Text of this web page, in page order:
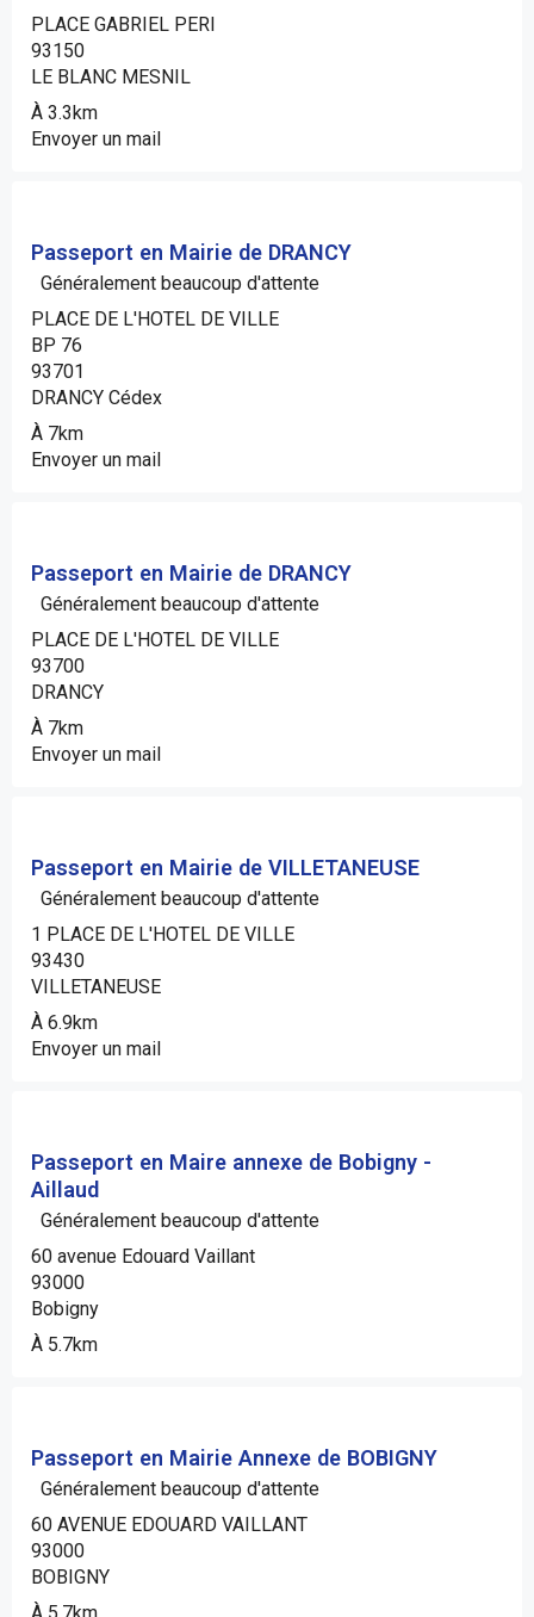
PLACE GABRIEL PERI
93150
LE BLANC MESNIL
À 3.3km
Envoyer un mail
Passeport en Mairie de DRANCY
Généralement beaucoup d'attente
PLACE DE L'HOTEL DE VILLE
BP 76
93701
DRANCY Cédex
À 7km
Envoyer un mail
Passeport en Mairie de DRANCY
Généralement beaucoup d'attente
PLACE DE L'HOTEL DE VILLE
93700
DRANCY
À 7km
Envoyer un mail
Passeport en Mairie de VILLETANEUSE
Généralement beaucoup d'attente
1 PLACE DE L'HOTEL DE VILLE
93430
VILLETANEUSE
À 6.9km
Envoyer un mail
Passeport en Maire annexe de Bobigny -
Aillaud
Généralement beaucoup d'attente
60 avenue Edouard Vaillant
93000
Bobigny
À 5.7km
Passeport en Mairie Annexe de BOBIGNY
Généralement beaucoup d'attente
60 AVENUE EDOUARD VAILLANT
93000
BOBIGNY